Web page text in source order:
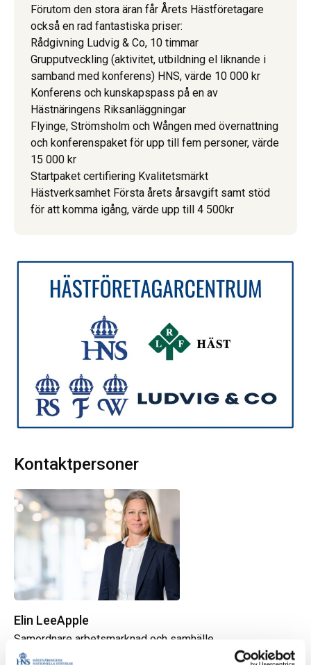
Förutom den stora äran får Årets Hästföretagare
också en rad fantastiska priser:
Rådgivning Ludvig & Co, 10 timmar
Grupputveckling (aktivitet, utbildning el liknande i
samband med konferens) HNS, värde 10 000 kr
Konferens och kunskapspass på en av
Hästnäringens Riksanläggningar
Flyinge, Strömsholm och Wången med övernattning
och konferenspaket för upp till fem personer, värde
15 000 kr
Startpaket certifiering Kvalitetsmärkt
Hästverksamhet Första årets årsavgift samt stöd
för att komma igång, värde upp till 4 500kr
Kontaktpersoner
Elin LeeApple
Samordnare arbetsmarknad och samhälle
070-736 65 66